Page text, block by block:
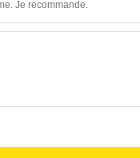
Je recommande.